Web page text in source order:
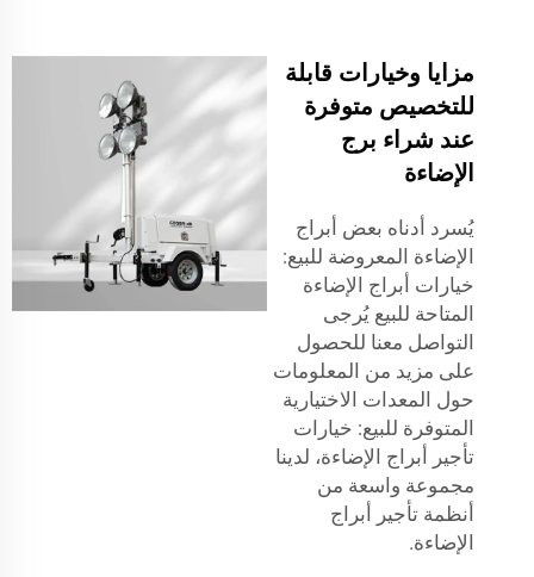
مزايا وخيارات قابلة
للتخصيص متوفرة
عند شراء برج
الإضاءة
يُسرد أدناه بعض أبراج
الإضاءة المعروضة للبيع:
خيارات أبراج الإضاءة
المتاحة للبيع يُرجى
التواصل معنا للحصول
على مزيد من المعلومات
حول المعدات الاختيارية
المتوفرة للبيع: خيارات
تأجير أبراج الإضاءة، لدينا
مجموعة واسعة من
أنظمة تأجير أبراج
الإضاءة.